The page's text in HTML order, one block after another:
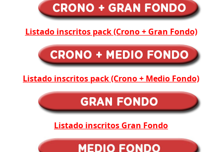
Listado inscritos pack (Crono + Gran Fondo)
Listado inscritos pack (Crono + Medio Fondo)
Listado inscritos Gran Fondo